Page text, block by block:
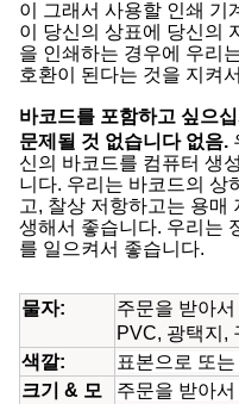
이 그래서 사용할 인쇄 기
이 당신의 상표에 당신의
을 인쇄하는 경우에 우리
호환이 된다는 것을 지켜
바코드를 포함하고 싶으
문제될 것 없습니다 없음.
신의 바코드를 컴퓨터 생
니다. 우리는 바코드의 상
고, 찰상 저항하고는 용매
생해서 좋습니다. 우리는
를 일으켜서 좋습니다.
물자:
주문을 받아
PVC, 광택지,
색깔:
표본으로 또
크기 & 모
주문을 받아